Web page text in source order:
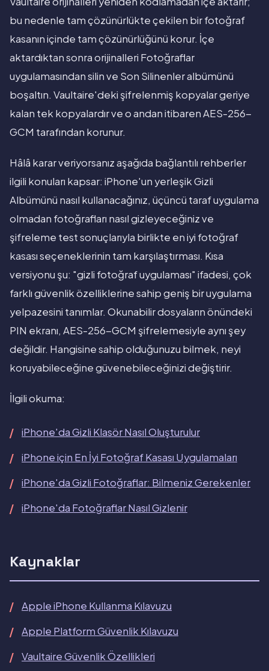
bu nedenle tam çözünürlükte çekilen bir fotoğraf
kasanın içinde tam çözünürlüğünü korur. İçe
aktardıktan sonra orijinalleri Fotoğraflar
uygulamasından silin ve Son Silinenler albümünü
boşaltın. Vaultaire'deki şifrelenmiş kopyalar geriye
kalan tek kopyalardır ve o andan itibaren AES-256-
GCM tarafından korunur.
Hâlâ karar veriyorsanız aşağıda bağlantılı rehberler
ilgili konuları kapsar: iPhone'un yerleşik Gizli
Albümünü nasıl kullanacağınız, üçüncü taraf uygulama
olmadan fotoğrafları nasıl gizleyeceğiniz ve
şifreleme test sonuçlarıyla birlikte en iyi fotoğraf
kasası seçeneklerinin tam karşılaştırması. Kısa
versiyonu şu: "gizli fotoğraf uygulaması" ifadesi, çok
farklı güvenlik özelliklerine sahip geniş bir uygulama
yelpazesini tanımlar. Okunabilir dosyaların önündeki
PIN ekranı, AES-256-GCM şifrelemesiyle aynı şey
değildir. Hangisine sahip olduğunuzu bilmek, neyi
koruyabileceğine güvenebileceğinizi değiştirir.
İlgili okuma:
iPhone'da Gizli Klasör Nasıl Oluşturulur
iPhone için En İyi Fotoğraf Kasası Uygulamaları
iPhone'da Gizli Fotoğraflar: Bilmeniz Gerekenler
iPhone'da Fotoğraflar Nasıl Gizlenir
Kaynaklar
Apple iPhone Kullanma Kılavuzu
Apple Platform Güvenlik Kılavuzu
Vaultaire Güvenlik Özellikleri